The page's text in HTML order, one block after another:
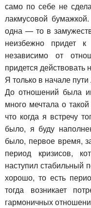
само по себе не
лакмусовой
одна — то в
неизбежно придет к
независимо от
придется действовать
Я только в начале
До отношений была
много мечтала о
что когда я встречу
было, я буду
было, первое время,
период кризисов,
наступил стабильный
хорошо, то есть
тогда возникает
гармоничных